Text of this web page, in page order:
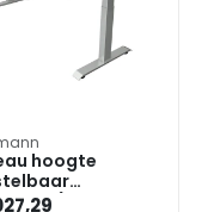
hoogte
»Move 4«